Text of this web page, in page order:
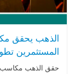
الذهب يحقق
المستثمرين
الفيدرالي
حقق الذهب مكاسب